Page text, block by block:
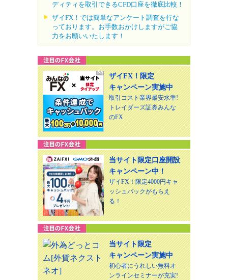
ディティを取引できるCFD口座を徹底比較！
ザイFX！では簡単なアンケート調査を行な
っております。お手数おかけしますがご協
力をお願いいたします！
ザイFX！限定
キャンペーン実施中
取引コスト業界最安水準!
トレイダーズ証券みんな
のFX
当サイト限定口座開設
キャンペーン中！
ザイFX！限定4000円キャ
ッシュバックがもらえ
る！
当サイト限定
キャンペーン実施中
初心者にうれしい無料オ
ンラインセミナーが充実!